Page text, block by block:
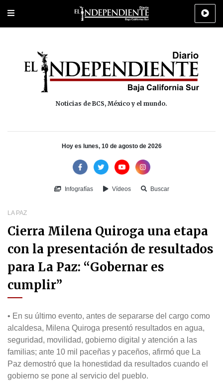
Portada Los Cabos Policiaca Deportes Cultura
Noticias de BCS, México y el mundo.
Hoy es lunes, 10 de agosto de 2026
Infografías Vídeos Buscar
LA PAZ
Cierra Milena Quiroga una etapa
con la presentación de resultados
para La Paz: “Gobernar es
cumplir”
• En su último evento, antes de separarse del cargo como
alcaldesa, Milena Quiroga presentó resultados en agua,
seguridad, movilidad, gobierno digital y atención a las
familias; ante 10 mil paceñas y paceños, afirmó que La
Paz demostró que la honestidad da resultados cuando el
gobierno se pone al servicio del pueblo.